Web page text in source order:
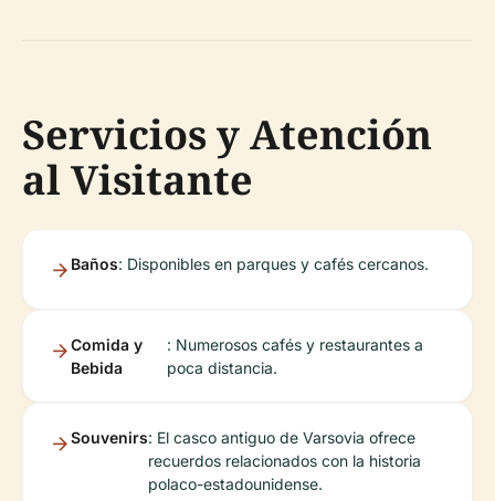
Servicios y Atención
al Visitante
Baños: Disponibles en parques y cafés cercanos.
Comida y
Bebida
: Numerosos cafés y restaurantes a
poca distancia.
Souvenirs: El casco antiguo de Varsovia ofrece
recuerdos relacionados con la historia
polaco-estadounidense.